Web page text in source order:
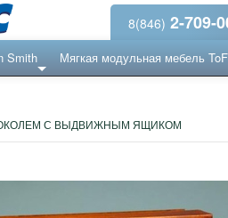
8(846) 2-709-
Smith Мягкая модульная мебель
С ВЫДВИЖНЫМ ЯЩИКОМ